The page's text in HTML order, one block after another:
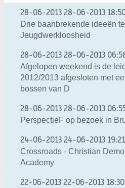
28-06-2013 28-06-2013
Drie baanbrekende ideeën
Jeugdwerkloosheid
28-06-2013 28-06-2013
Afgelopen weekend is de
2012/2013 afgesloten met
bossen van D
28-06-2013 28-06-2013
PerspectieF op bezoek in
24-06-2013 24-06-2013 19:21
Crossroads - Christian
Academy
22-06-2013 22-06-2013 18:30